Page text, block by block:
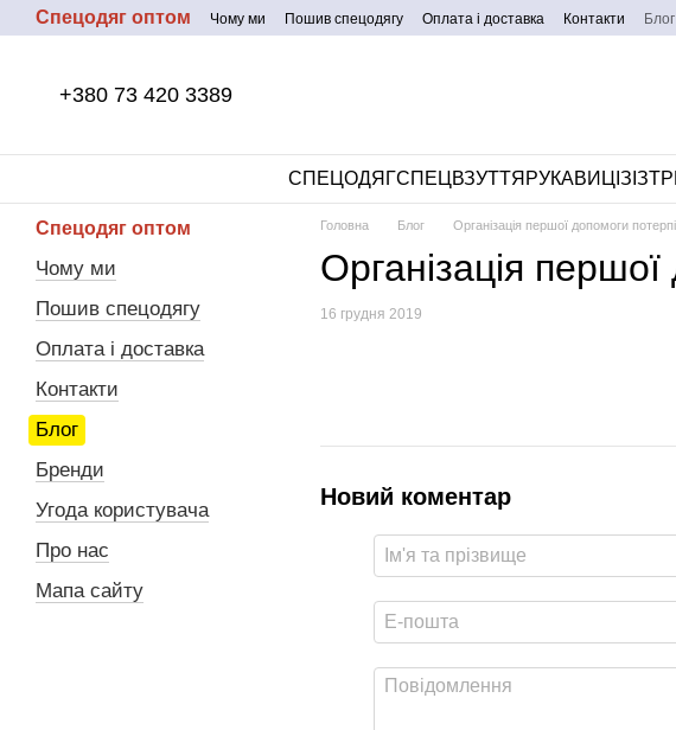
Перейти до основного контенту
Спецодяг оптом Чому ми Пошив спецодягу Оплата і доставка Контакти Блог
+380 73 420 3389
СПЕЦОДЯГСПЕЦВЗУТТЯ РУКАВИЦІ ЗІЗ
Головна Блог Організація першої допомоги
Організація
16 грудня 2019
Новий коментар
Спецодяг оптом
Чому ми
Пошив спецодягу
Оплата і доставка
Контакти
Блог
Бренди
Угода користувача
Про нас
Мапа сайту